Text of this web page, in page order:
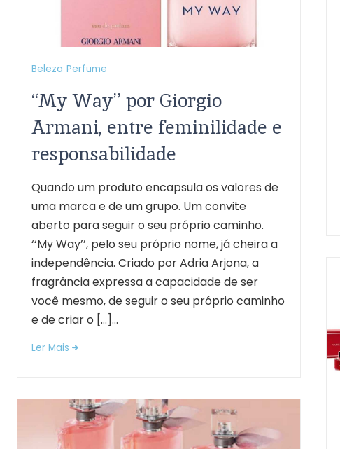
Beleza Perfume
‘‘My Way’’ por Giorgio
Armani, entre feminilidade e
responsabilidade
Quando um produto encapsula os valores de
uma marca e de um grupo. Um convite
aberto para seguir o seu próprio caminho.
‘‘My Way’’, pelo seu próprio nome, já cheira a
independência. Criado por Adria Arjona, a
fragrância expressa a capacidade de ser
você mesmo, de seguir o seu próprio caminho
e de criar o […]...
Ler Mais